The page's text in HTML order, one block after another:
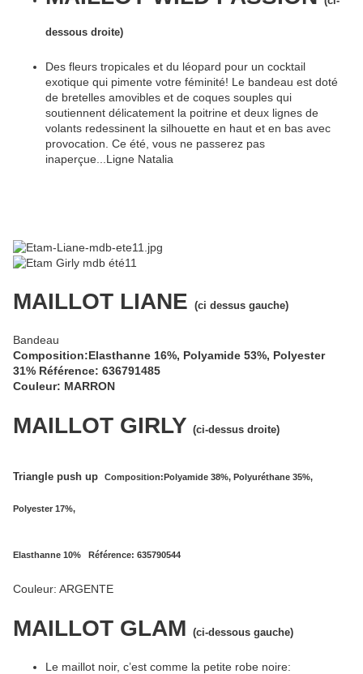
dessous droite)
Des fleurs tropicales et du léopard pour un cocktail
exotique qui pimente votre féminité! Le bandeau est doté
de bretelles amovibles et de coques souples qui
soutiennent délicatement la poitrine et deux lignes de
volants redessinent la silhouette en haut et en bas avec
provocation. Ce été, vous ne passerez pas
inaperçue...Ligne Natalia
MAILLOT LIANE (ci dessus gauche)
Bandeau
Composition:Elasthanne 16%, Polyamide 53%, Polyester
31% Référence: 636791485
Couleur: MARRON
MAILLOT GIRLY (ci-dessus droite)
Triangle push up Composition:Polyamide 38%, Polyuréthane 35%,
Polyester 17%,
Elasthanne 10% Référence: 635790544
Couleur: ARGENTE
MAILLOT GLAM (ci-dessous gauche)
Le maillot noir, c’est comme la petite robe noire: